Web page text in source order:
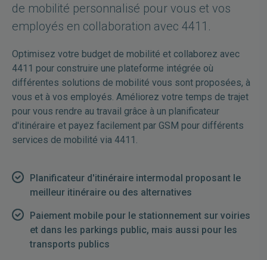
de mobilité personnalisé pour vous et vos
employés en collaboration avec 4411.
Optimisez votre budget de mobilité et collaborez avec
4411 pour construire une plateforme intégrée où
différentes solutions de mobilité vous sont proposées, à
vous et à vos employés. Améliorez votre temps de trajet
pour vous rendre au travail grâce à un planificateur
d'itinéraire et payez facilement par GSM pour différents
services de mobilité via 4411.
Planificateur d'itinéraire intermodal proposant le
meilleur itinéraire ou des alternatives
Paiement mobile pour le stationnement sur voiries
et dans les parkings public, mais aussi pour les
transports publics